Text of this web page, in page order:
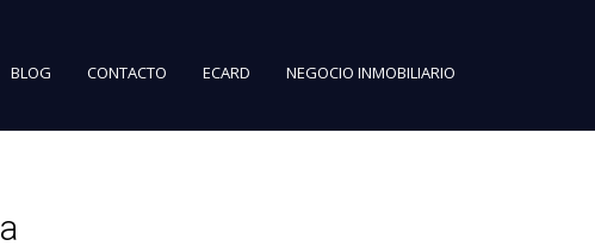
BLOG CONTACTO ECARD NEGOCIO INMOBILIARIO